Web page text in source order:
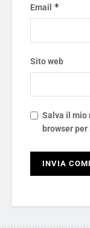
Email *
Sito web
Salva il mio
browser